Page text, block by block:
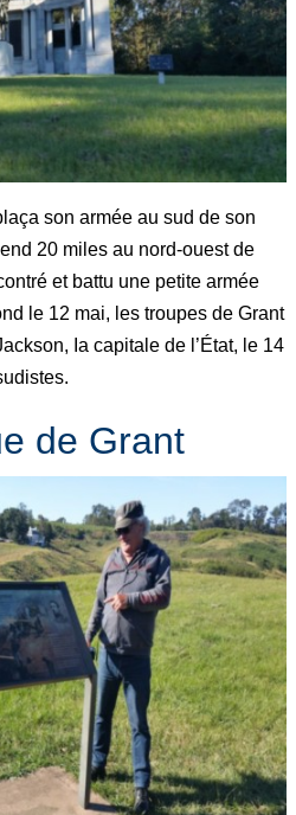
son armée au sud de son
20 miles au nord-ouest de
et battu une petite armée
le 12 mai, les troupes de Grant
Ia capitale de l’État, le 14
de Grant